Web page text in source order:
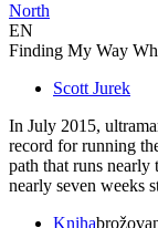
North
EN
Finding My Way
Scott Jurek
In July 2015,
record for running
path that runs nearly
nearly seven weeks
Kniha